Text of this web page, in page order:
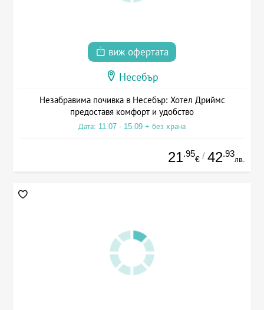
виж офертата
Несебър
Незабравима почивка в Несебър: Хотел Дриймс
предоставя комфорт и удобство
Дата: 11.07 - 15.09 + без храна
21.95
€ / 42.93
лв.